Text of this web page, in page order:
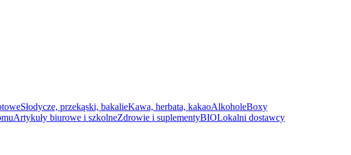
Słodycze, przekąski, bakalieKawa, herbata, kakaoAlkoholeBoxy
Artykuły biurowe i szkolneZdrowie i suplementyBIOLokalni dostawcy